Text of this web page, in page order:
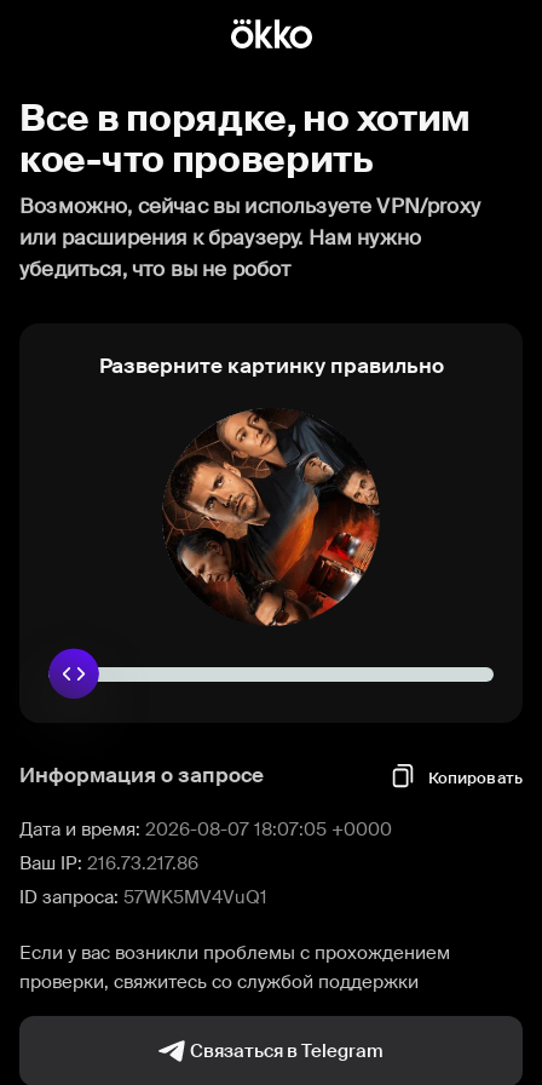
Все в порядке, но хотим
кое-что проверить
Возможно, сейчас вы используете VPN/proxy
или расширения к браузеру. Нам нужно
убедиться, что вы не робот
Разверните картинку правильно
Информация о запросе Копировать
Дата и время: 2026-08-07 18:07:05 +0000
Ваш IP: 216.73.217.86
ID запроса: 57WK5MV4VuQ1
Если у вас возникли проблемы с прохождением
проверки, свяжитесь со службой поддержки
Связаться в Telegram